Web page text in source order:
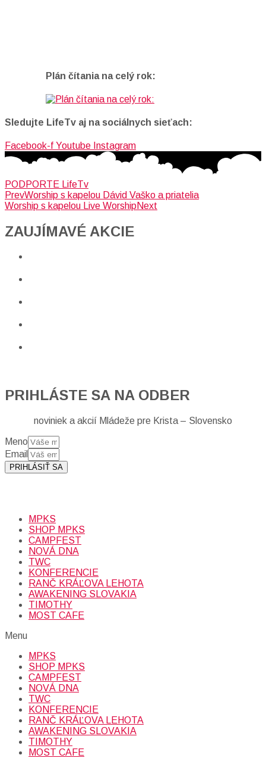
Plán čítania na celý rok:
Sledujte LifeTv aj na sociálnych sieťach:
Facebook-f Youtube Instagram
PODPORTE LifeTv
PrevWorship s kapelou Dávid Vaško a priatelia
Worship s kapelou Live WorshipNext
ZAUJÍMAVÉ AKCIE​
PRIHLÁSTE SA NA ODBER
noviniek a akcií Mládeže pre Krista – Slovensko
Meno
Email
PRIHLÁSIŤ SA
MPKS
SHOP MPKS
CAMPFEST
NOVÁ DNA
TWC
KONFERENCIE
RANČ KRÁĽOVA LEHOTA
AWAKENING SLOVAKIA
TIMOTHY
MOST CAFE
Menu
MPKS
SHOP MPKS
CAMPFEST
NOVÁ DNA
TWC
KONFERENCIE
RANČ KRÁĽOVA LEHOTA
AWAKENING SLOVAKIA
TIMOTHY
MOST CAFE